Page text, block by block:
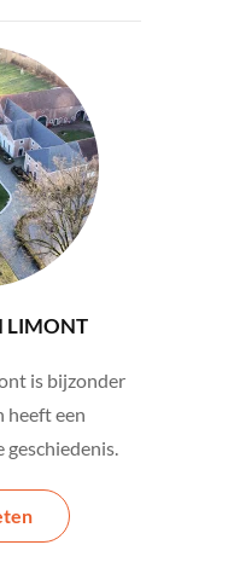
LIMONT
is bijzonder
heeft een